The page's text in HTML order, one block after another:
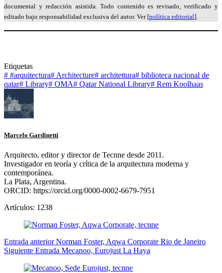
documental y redacción asistida. Todo contenido es revisado, verificado y
editado bajo responsabilidad exclusiva del autor. Ver [política editorial].
Etiquetas
# #arquitectura# Architecture# architettura# biblioteca nacional de
qatar# Library# OMA# Qatar National Library# Rem Koolhaas
Marcelo Gardinetti
Arquitecto, editor y director de Tecnne desde 2011.
Investigador en teoría y crítica de la arquitectura moderna y
contemporánea.
La Plata, Argentina.
ORCID: https://orcid.org/0000-0002-6679-7951
Artículos: 1238
Entrada anteriorNorman Foster, Aqwa Corporate Rio de Janeiro
Siguiente Entrada Mecanoo, Eurojust La Haya